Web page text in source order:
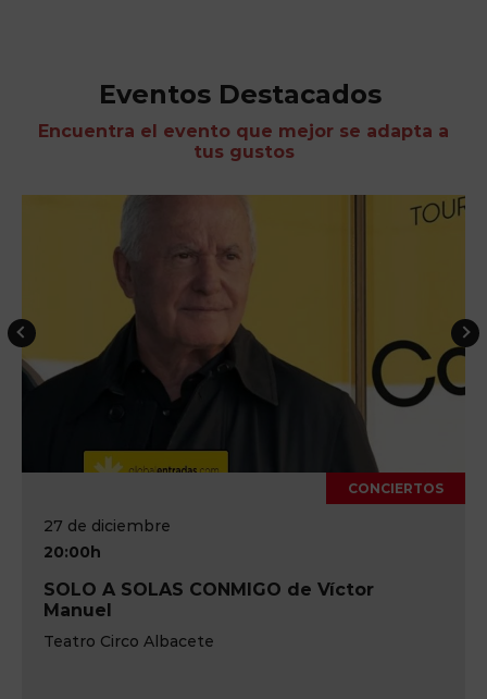
Eventos Destacados
Encuentra el evento que mejor se adapta a
tus gustos
27 de diciembre
20:00h
SOLO A SOLAS CONMIGO de Víctor
Manuel
Teatro Circo Albacete
CONCIERTOS